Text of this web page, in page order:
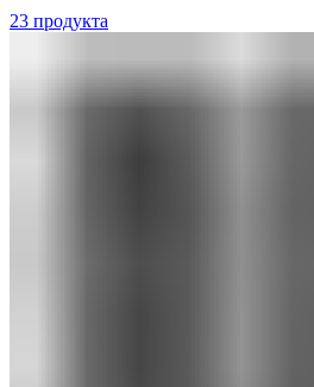
23 продукта